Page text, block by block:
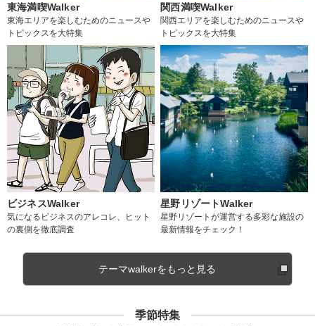
東海満喫Walker
東海エリアを楽しむためのニュースや
トピックスを大特集
関西満喫Walker
関西エリアを楽しむためのニュースや
トピックスを大特集
ビジネスWalker
気になるビジネスのアレコレ、ヒット
の裏側を徹底調査
星野リゾートWalker
星野リゾートが運営する多彩な施設の
最新情報をチェック！
テーマwalkerをもっと見る
季節特集